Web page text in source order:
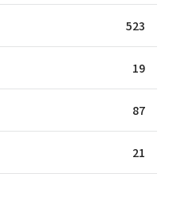
523
19
87
21